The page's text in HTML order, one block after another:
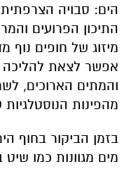
הים: סבויה
התיכון הפרועים
מיזוג של חופים נוף
אפשר לצאת להליכה
והמתים הארוכים,
מהפינות
בזמן הביקור בחוף
מים מגוונות כמו